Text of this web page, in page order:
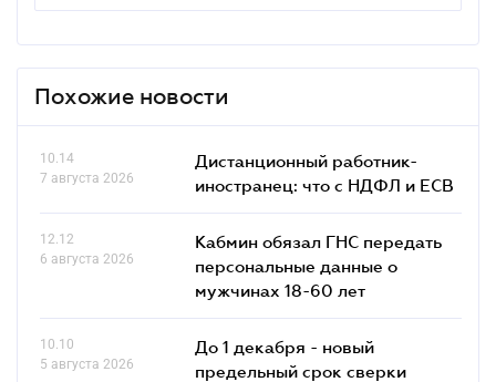
Похожие новости
10.14
7 августа 2026
Дистанционный работник-
иностранец: что с НДФЛ и ЕСВ
12.12
6 августа 2026
Кабмин обязал ГНС передать
персональные данные о
мужчинах 18-60 лет
10.10
5 августа 2026
До 1 декабря - новый
предельный срок сверки